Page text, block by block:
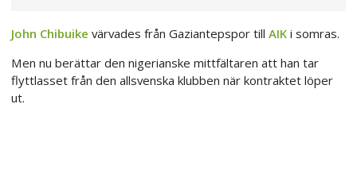
John Chibuike värvades från Gaziantepspor till AIK i somras.
Men nu berättar den nigerianske mittfältaren att han tar
flyttlasset från den allsvenska klubben när kontraktet löper
ut.